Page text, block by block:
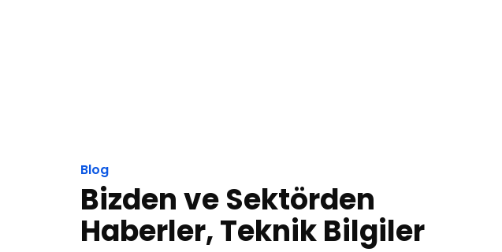
Blog
Bizden ve Sektörden
Haberler, Teknik Bilgiler